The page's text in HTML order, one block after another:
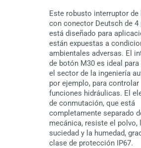
Este robusto interruptor de
con conector Deutsch de 4
está diseñado para
están expuestas a
ambientales adversas. El
de botón M30 es ideal
el sector de la ingeniería
por ejemplo, para controlar
funciones hidráulicas. El
de conmutación, que está
completamente separado
mecánica, resiste el polvo,
suciedad y la humedad,
clase de protección IP67.